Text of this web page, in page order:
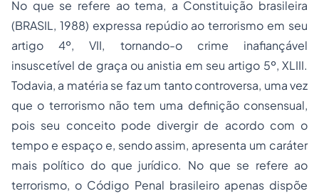
No que se refere ao tema, a Constituição brasileira
(BRASIL, 1988) expressa repúdio ao terrorismo em seu
artigo 4º, VII, tornando-o crime inafiançável
insuscetível de graça ou anistia em seu artigo 5º, XLIII.
Todavia, a matéria se faz um tanto controversa, uma vez
que o terrorismo não tem uma definição consensual,
pois seu conceito pode divergir de acordo com o
tempo e espaço e, sendo assim, apresenta um caráter
mais político do que jurídico. No que se refere ao
terrorismo, o Código Penal brasileiro apenas dispõe